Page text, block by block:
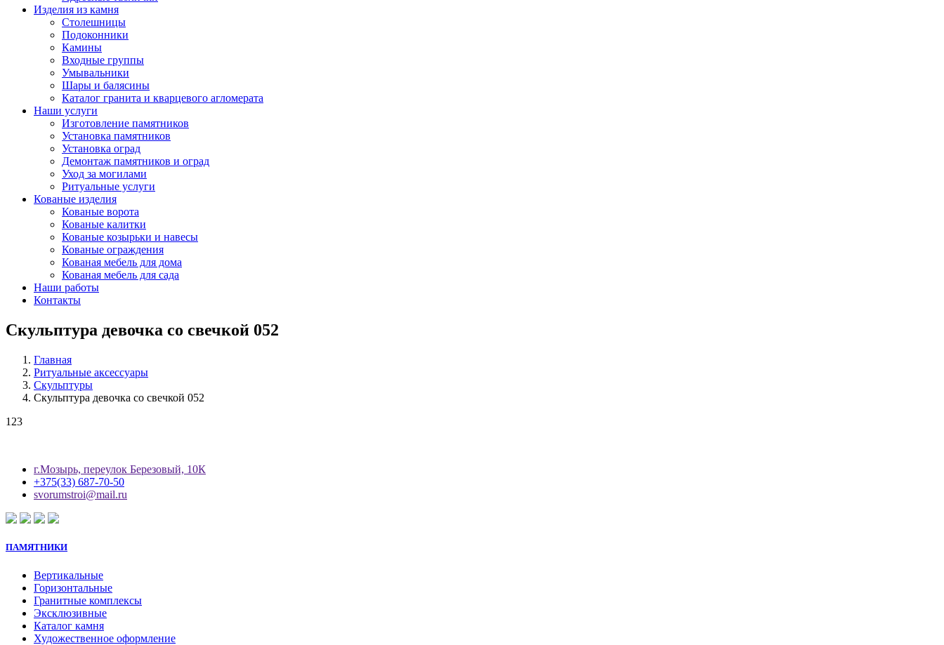
Изделия из камня
Столешницы
Подоконники
Камины
Входные группы
Умывальники
Шары и балясины
Каталог гранита и кварцевого агломерата
Наши услуги
Изготовление памятников
Установка памятников
Установка оград
Демонтаж памятников и оград
Уход за могилами
Ритуальные услуги
Кованые изделия
Кованые ворота
Кованые калитки
Кованые козырьки и навесы
Кованые ограждения
Кованая мебель для дома
Кованая мебель для сада
Наши работы
Контакты
Скульптура девочка со свечкой 052
Главная
Ритуальные аксессуары
Скульптуры
Скульптура девочка со свечкой 052
123
г.Мозырь, переулок Березовый, 10К
+375(33) 687-70-50
svorumstroi@mail.ru
ПАМЯТНИКИ
Вертикальные
Горизонтальные
Гранитные комплексы
Эксклюзивные
Каталог камня
Художественное оформление